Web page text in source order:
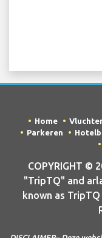
Home
Parkeren
COPYRIGHT ©
"TripTQ" and
known as